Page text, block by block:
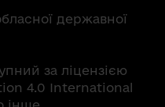
державної
за ліцензією
4.0 International